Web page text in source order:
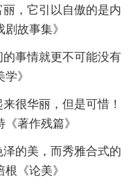
，它引以自傲的是内
故事集》
事情就更不可能没有
》
很华丽，但是可惜！
著作残篇》
的美，而秀雅合式的
《论美》